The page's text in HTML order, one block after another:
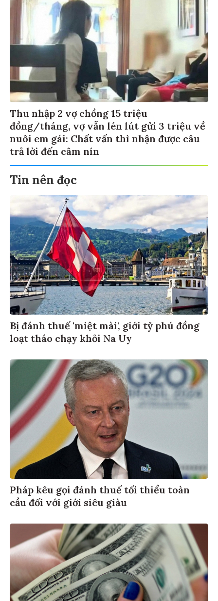
Thu nhập 2 vợ chồng 15 triệu
đồng/tháng, vợ vẫn lén lút gửi 3 triệu về
nuôi em gái: Chất vấn thì nhận được câu
trả lời đến câm nín
Tin nên đọc
Bị đánh thuế 'miệt mài', giới tỷ phú đồng
loạt tháo chạy khỏi Na Uy
Pháp kêu gọi đánh thuế tối thiểu toàn
cầu đối với giới siêu giàu